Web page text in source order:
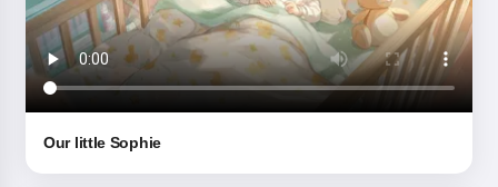
Our little Sophie
Ертегіні оқу
Сервисті пайдалануды бастау арқылы сіз мынаны
саясаты,Қайтару саясаты